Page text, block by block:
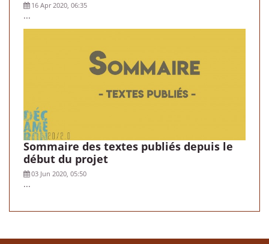
16 Apr 2020, 06:35
...
Sommaire des textes publiés depuis le
début du projet
03 Jun 2020, 05:50
...